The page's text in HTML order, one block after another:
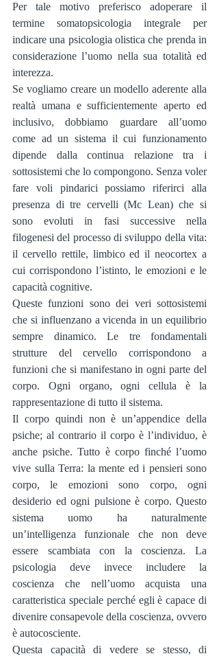
Per tale motivo preferisco adoperare il
termine somatopsicologia integrale per
indicare una psicologia olistica che prenda in
considerazione l’uomo nella sua totalità ed
interezza.
Se vogliamo creare un modello aderente alla
realtà umana e sufficientemente aperto ed
inclusivo, dobbiamo guardare all’uomo
come ad un sistema il cui funzionamento
dipende dalla continua relazione tra i
sottosistemi che lo compongono. Senza voler
fare voli pindarici possiamo riferirci alla
presenza di tre cervelli (Mc Lean) che si
sono evoluti in fasi successive nella
filogenesi del processo di sviluppo della vita:
il cervello rettile, limbico ed il neocortex a
cui corrispondono l’istinto, le emozioni e le
capacità cognitive.
Queste funzioni sono dei veri sottosistemi
che si influenzano a vicenda in un equilibrio
sempre dinamico. Le tre fondamentali
strutture del cervello corrispondono a
funzioni che si manifestano in ogni parte del
corpo. Ogni organo, ogni cellula è la
rappresentazione di tutto il sistema.
Il corpo quindi non è un’appendice della
psiche; al contrario il corpo è l’individuo, è
anche psiche. Tutto è corpo finché l’uomo
vive sulla Terra: la mente ed i pensieri sono
corpo, le emozioni sono corpo, ogni
desiderio ed ogni pulsione è corpo. Questo
sistema uomo ha naturalmente
un’intelligenza funzionale che non deve
essere scambiata con la coscienza. La
psicologia deve invece includere la
coscienza che nell’uomo acquista una
caratteristica speciale perché egli è capace di
divenire consapevole della coscienza, ovvero
è autocosciente.
Questa capacità di vedere se stesso, di